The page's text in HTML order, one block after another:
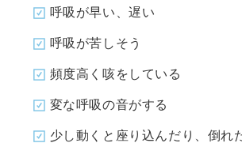
呼吸が早い、遅い
呼吸が苦しそう
頻度高く咳をしている
変な呼吸の音がする
少し動くと座り込んだり、倒れ